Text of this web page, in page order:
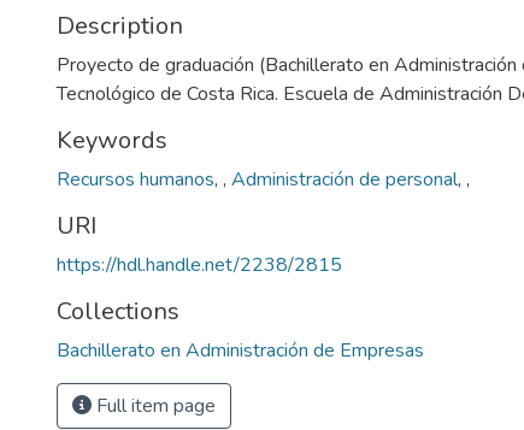
Description
Proyecto de graduación (Bachillerato en
Tecnológico de Costa Rica. Escuela de Administración
Keywords
Recursos humanos, , Administración de personal, ,
URI
https://hdl.handle.net/2238/2815
Collections
Bachillerato en Administración de Empresas
Full item page